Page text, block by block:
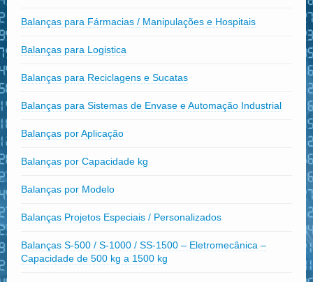
Balanças para Fármacias / Manipulações e Hospitais
Balanças para Logistica
Balanças para Reciclagens e Sucatas
Balanças para Sistemas de Envase e Automação Industrial
Balanças por Aplicação
Balanças por Capacidade kg
Balanças por Modelo
Balanças Projetos Especiais / Personalizados
Balanças S-500 / S-1000 / SS-1500 – Eletromecânica –
Capacidade de 500 kg a 1500 kg